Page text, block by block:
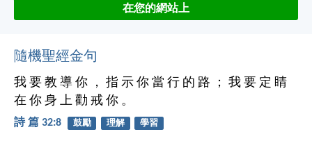
在您的網站上
隨機聖經金句
我 要 教 導 你 ， 指 示 你 當 行 的 路 ； 我 要 定 睛
在 你 身 上 勸 戒 你 。
詩 篇 32:8 鼓勵 理解 學習